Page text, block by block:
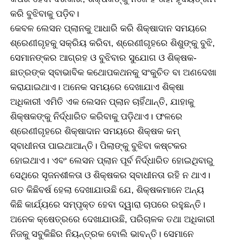
କରି ବୁଝିବାକୁ ପଡ଼ିବ।
କେବଳ ଲେସନ ପ୍ଲାନକୁ ଆଧାରି କରି ଶିକ୍ଷାଦାନ ସମୟରେ
ଶ୍ରେଣୀଗୃହକୁ ସକ୍ରିୟ କରିବା, ଶ୍ରେଣୀଗୃହରେ ଶିଶୁଙ୍କୁ ବୁଝି,
ସେମାନଙ୍କର ଆଗ୍ରହ ଓ ବୁଝିବାର ସୁଯୋଗ ଓ ଶିକ୍ଷକ-
ଛାତ୍ରଙ୍କ ସ୍ବାଭାବିକ କଥୋପକଥନକୁ ସଂକୁଚିତ ବା ଅଣଦେଖା
କରାଯାଇଥାଏ। ଅନେକ ସମୟରେ ଦେଖାଯାଏ ଶିକ୍ଷା
ଅଧିକାରୀ ଏମିତି ଏକ ଲେସନ ପ୍ଲାନ ଚାହିଁଥାନ୍ତି, ଯାହାକୁ
ଶିକ୍ଷକଙ୍କୁ ନିର୍ଦ୍ଧାରିତ କରିବାକୁ ପଡ଼ିଥାଏ। ଫଳରେ
ଶ୍ରେଣୀଗୃହରେ ଶିକ୍ଷାଦାନ ସମୟରେ ଶିକ୍ଷକ କମ୍‌
ସ୍ବାଧୀନତା ପାଇଥାଆନ୍ତି। ପିଲାଙ୍କୁ ବୁଝିବା କଷ୍ଟକର
ହୋଇଥାଏ। ଏବଂ ଲେସନ ପ୍ଲାନ ପୂର୍ବ ନିର୍ଦ୍ଧାରିତ ହୋଇଥିବାରୁ
ସେଥିରେ ସୃଜନଶୀଳତା ଓ ଶିକ୍ଷକର ସ୍ବାଧୀନତା ରହି ନ ଥାଏ।
ଗତ କିଛିବର୍ଷ ହେଲା ଦେଖାଯାଉଛି ଯେ, ଶିକ୍ଷକମାନେ ଅନ୍ୟ
କିଛି କାର୍ଯ୍ୟରେ ସମ୍ପୃକ୍ତ ହେବା ଦ୍ୱାରା ଚାପରେ ରହୁଛନ୍ତି।
ଅନେକ କ୍ଷେତ୍ରରେ ଦେଖାଯାଉଛି, ପରିଚାଳକ ତଥା ଅଧିକାରୀ
ନିଜକୁ ସବୁକିଛିର ନିୟନ୍ତ୍ରକ ବୋଲି ଭାବନ୍ତି। ସେମାନେ